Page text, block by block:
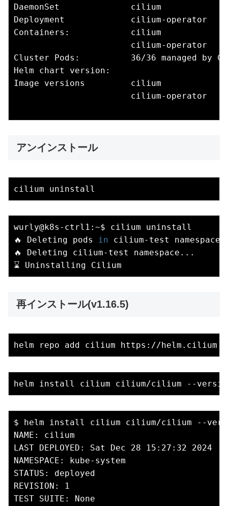
DaemonSet              cilium
Deployment             cilium-operator
Containers:            cilium
cilium-operator
Cluster Pods:          36/36 managed by
Helm chart version:
Image versions         cilium
cilium-operator
アンインストール
wurly@k8s-ctrl1:~$ cilium uninstall
🔥 Deleting pods
in cilium-test
🔥 Deleting cilium-test namespace...
再インストール(v1.16.5)
$ helm install cilium cilium/cilium --
NAME: cilium
LAST DEPLOYED: Sat Dec 28 15:27:32 2024
NAMESPACE: kube-system
STATUS: deployed
REVISION: 1
TEST SUITE: None